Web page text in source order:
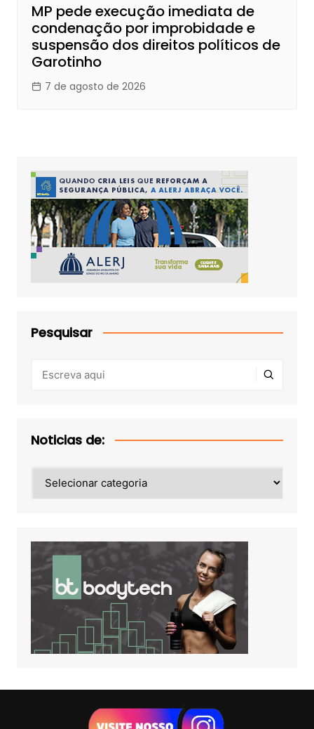
MP pede execução imediata de
condenação por improbidade e
suspensão dos direitos políticos de
Garotinho
7 de agosto de 2026
Pesquisar
Noticias de:
de: